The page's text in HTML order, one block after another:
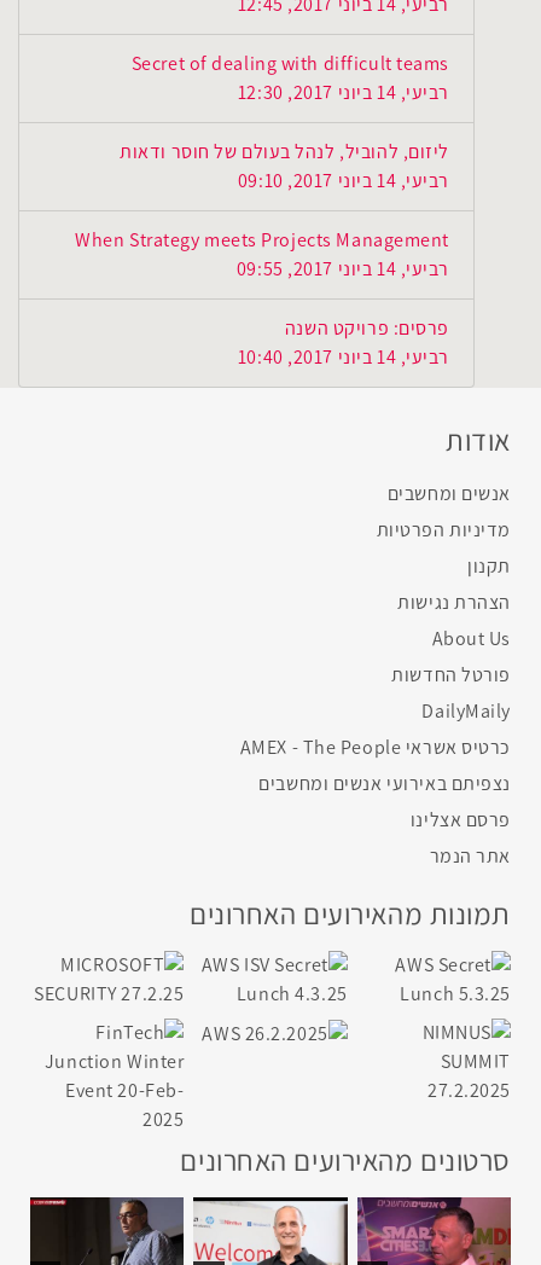
Secret of dealing with difficult teams
רביעי, 14 ביוני 2017, 12:30
ליזום, להוביל, לנהל בעולם של חוסר ודאות
רביעי, 14 ביוני 2017, 09:10
When Strategy meets Projects Management
רביעי, 14 ביוני 2017, 09:55
פרסים: פרויקט השנה
רביעי, 14 ביוני 2017, 10:40
אודות
אנשים ומחשבים
מדיניות הפרטיות
תקנון
הצהרת נגישות
About Us
פורטל החדשות
DailyMaily
כרטיס אשראי AMEX - The People
נצפיתם באירועי אנשים ומחשבים
פרסם אצלינו
אתר הנמר
תמונות מהאירועים האחרונים
סרטונים מהאירועים האחרונים